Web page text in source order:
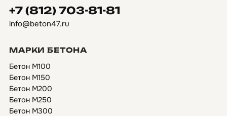
+7 (812) 703-81-81
info@beton47.ru
МАРКИ БЕТОНА
Бетон М100
Бетон М150
Бетон М200
Бетон М250
Бетон М300